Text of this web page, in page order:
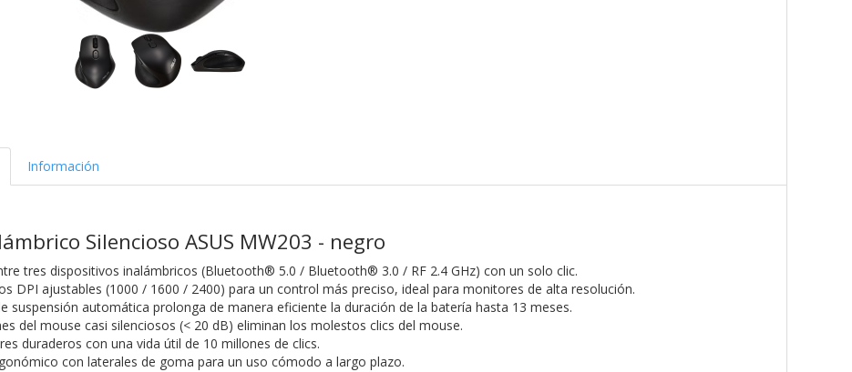
Información
Silencioso ASUS MW203 - negro
tres dispositivos inalámbricos (Bluetooth® 5.0 / Bluetooth® 3.0 / RF 2.4 GHz) con un solo clic.
DPI ajustables (1000 / 1600 / 2400) para un control más preciso, ideal para monitores de alta resolución.
suspensión automática prolonga de manera eficiente la duración de la batería hasta 13 meses.
del mouse casi silenciosos (< 20 dB) eliminan los molestos clics del mouse.
duraderos con una vida útil de 10 millones de clics.
con laterales de goma para un uso cómodo a largo plazo.